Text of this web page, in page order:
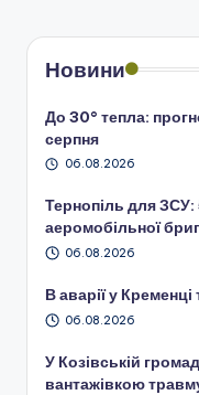
Новини
До 30° тепла:
серпня
06.08.2026
Тернопіль для ЗСУ:
аеромобільної
06.08.2026
В аварії у
06.08.2026
У Козівській
вантажівкою